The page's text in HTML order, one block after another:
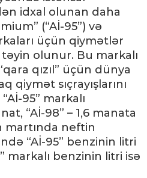
idxal olunan daha
(“Aİ-95”) və
üçün qiymətlər
olunur. Bu markalı
qızıl” üçün dünya
qiymət sıçrayışlarını
95” markalı
“Aİ-98” – 1,6 manata
martında neftin
“Aİ-95” benzinin litri
markalı benzinin litri isə